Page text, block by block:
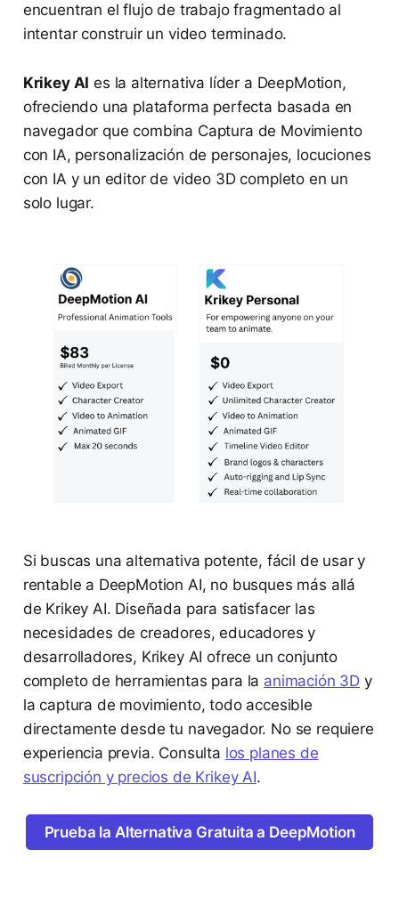
encuentran el flujo de trabajo fragmentado al
intentar construir un video terminado.
Krikey AI es la alternativa líder a DeepMotion,
ofreciendo una plataforma perfecta basada en
navegador que combina Captura de Movimiento
con IA, personalización de personajes, locuciones
con IA y un editor de video 3D completo en un
solo lugar.
Si buscas una alternativa potente, fácil de usar y
rentable a DeepMotion AI, no busques más allá
de Krikey AI. Diseñada para satisfacer las
necesidades de creadores, educadores y
desarrolladores, Krikey AI ofrece un conjunto
completo de herramientas para la animación 3D y
la captura de movimiento, todo accesible
directamente desde tu navegador. No se requiere
experiencia previa. Consulta los planes de
suscripción y precios de Krikey AI.
Prueba la Alternativa Gratuita a DeepMotion